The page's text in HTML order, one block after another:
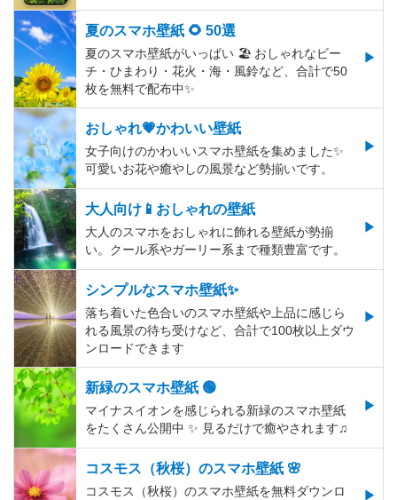
夏のスマホ壁紙 🌻 50選
夏のスマホ壁紙がいっぱい 🏖 おしゃれなビー
チ・ひまわり・花火・海・風鈴など、合計で50
枚を無料で配布中✨
おしゃれ💗かわいい壁紙
女子向けのかわいいスマホ壁紙を集めました✨
可愛いお花や癒やしの風景など勢揃いです。
大人向け📱おしゃれの壁紙
大人のスマホをおしゃれに飾れる壁紙が勢揃
い。クール系やガーリー系まで種類豊富です。
シンプルなスマホ壁紙✨
落ち着いた色合いのスマホ壁紙や上品に感じら
れる風景の待ち受けなど、合計で100枚以上ダウ
ンロードできます
新緑のスマホ壁紙 🟢
マイナスイオンを感じられる新緑のスマホ壁紙
をたくさん公開中 ✨ 見るだけで癒やされます♫
コスモス（秋桜）のスマホ壁紙 🌸
コスモス（秋桜）のスマホ壁紙を無料ダウンロ